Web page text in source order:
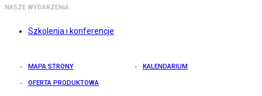
NASZE WYDARZENIA
Szkolenia i konferencje
MAPA STRONY KALENDARIUM
OFERTA PRODUKTOWA